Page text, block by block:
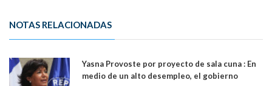
NOTAS RELACIONADAS
Yasna Provoste por proyecto de sala cuna : En
medio de un alto desempleo, el gobierno